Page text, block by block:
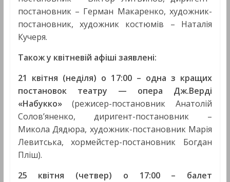
постановник – Герман Макаренко, художник-
постановник, художник костюмів – Наталія
Кучеря.
Також у квітневій афіші заявлені:
21 квітня (неділя) о 1 7:00– одна з кращих
постановок театру — опера Дж.Верді
«Набукко»(режисер-постановник Анатолій
Солов’яненко, диригент-постановник –
Микола Дядюра, художник-постановник Марія
Левитська, хормейстер-постановник Богдан
Пліш).
25 квітня (четвер) о
17:00 – балет